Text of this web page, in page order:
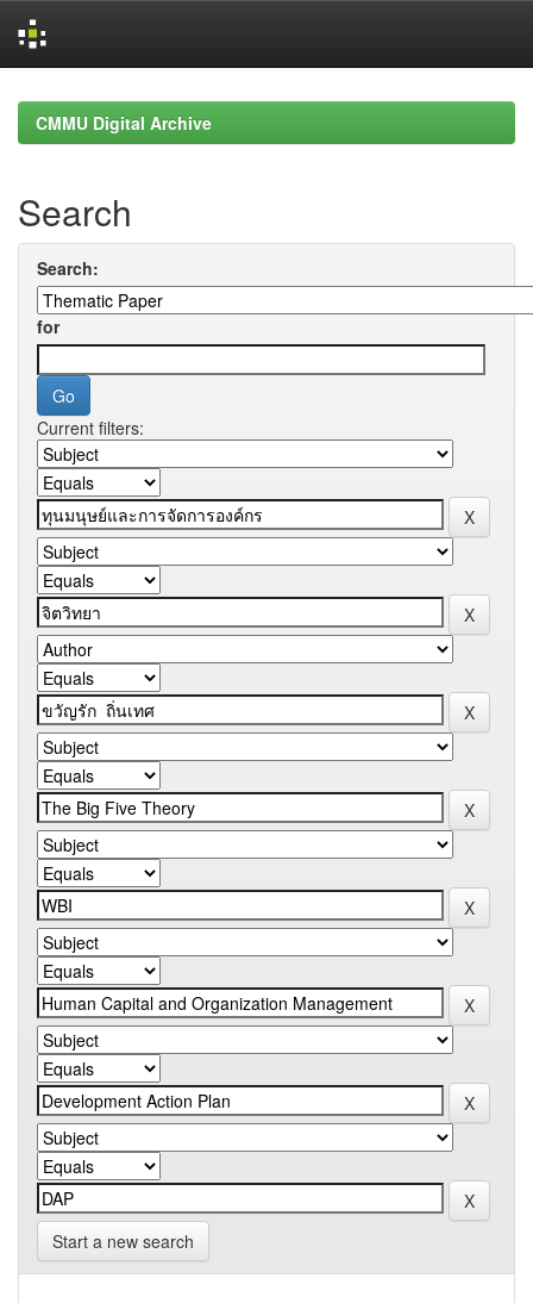
navigationCMMU Digital Archive
Search
Search:
for
Current filters:
Start a new search